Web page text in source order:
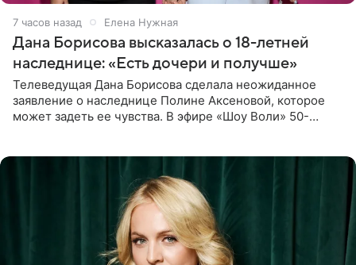
7 часов назад Елена Нужная
Дана Борисова высказалась о 18-летней
наследнице: «Есть дочери и получше»
Телеведущая Дана Борисова сделала неожиданное
заявление о наследнице Полине Аксеновой, которое
может задеть ее чувства. В эфире «Шоу Воли» 50-